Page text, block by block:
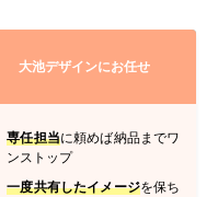
大池デザインにお任せ
専任担当に頼めば納品までワ
ンストップ
一度共有したイメージを保ち